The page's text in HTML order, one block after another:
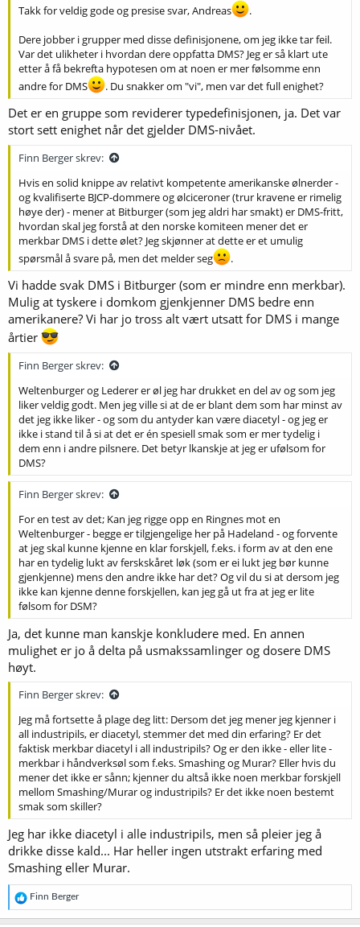
Takk for veldig gode og presise svar, Andreas
.
Dere jobber i grupper med disse definisjonene, om jeg ikke tar feil.
Var det ulikheter i hvordan dere oppfatta DMS? Jeg er så klart ute
etter å få bekrefta hypotesen om at noen er mer følsomme enn
andre for DMS
. Du snakker om "vi", men var det full enighet?
Det er en gruppe som reviderer typedefinisjonen, ja. Det var
stort sett enighet når det gjelder DMS-nivået.
Finn Berger skrev:
Hvis en solid knippe av relativt kompetente amerikanske ølnerder -
og kvalifiserte BJCP-dommere og ølciceroner (trur kravene er rimelig
høye der) - mener at Bitburger (som jeg aldri har smakt) er DMS-fritt,
hvordan skal jeg forstå at den norske komiteen mener det er
merkbar DMS i dette ølet? Jeg skjønner at dette er et umulig
spørsmål å svare på, men det melder seg
.
Vi hadde svak DMS i Bitburger (som er mindre enn merkbar).
Mulig at tyskere i domkom gjenkjenner DMS bedre enn
amerikanere? Vi har jo tross alt vært utsatt for DMS i mange
årtier
Finn Berger skrev:
Weltenburger og Lederer er øl jeg har drukket en del av og som jeg
liker veldig godt. Men jeg ville si at de er blant dem som har minst av
det jeg ikke liker - og som du antyder kan være diacetyl - og jeg er
ikke i stand til å si at det er én spesiell smak som er mer tydelig i
dem enn i andre pilsnere. Det betyr lkanskje at jeg er ufølsom for
DMS?
Finn Berger skrev:
For en test av det; Kan jeg rigge opp en Ringnes mot en
Weltenburger - begge er tilgjengelige her på Hadeland - og forvente
at jeg skal kunne kjenne en klar forskjell, f.eks. i form av at den ene
har en tydelig lukt av ferskskåret løk (som er ei lukt jeg bør kunne
gjenkjenne) mens den andre ikke har det? Og vil du si at dersom jeg
ikke kan kjenne denne forskjellen, kan jeg gå ut fra at jeg er lite
følsom for DSM?
Ja, det kunne man kanskje konkludere med. En annen
mulighet er jo å delta på usmakssamlinger og dosere DMS
høyt.
Finn Berger skrev:
Jeg må fortsette å plage deg litt: Dersom det jeg mener jeg kjenner i
all industripils, er diacetyl, stemmer det med din erfaring? Er det
faktisk merkbar diacetyl i all industripils? Og er den ikke - eller lite -
merkbar i håndverksøl som f.eks. Smashing og Murar? Eller hvis du
mener det ikke er sånn; kjenner du altså ikke noen merkbar forskjell
mellom Smashing/Murar og industripils? Er det ikke noen bestemt
smak som skiller?
Jeg har ikke diacetyl i alle industripils, men så pleier jeg å
drikke disse kald... Har heller ingen utstrakt erfaring med
Smashing eller Murar.
R
e
a
Finn Berger